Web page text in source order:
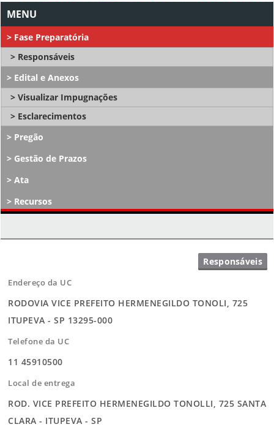
Fase Preparatória
Responsáveis
Edital e Anexos
Visualizar Impugnações
Esclarecimentos
Pregão
Gestão de Prazos
Ata
Recursos
Endereço da UC
RODOVIA VICE PREFEITO HERMENEGILDO TONOLI, 725
ITUPEVA - SP 13295-000
Telefone da UC
11 45910500
Local de entrega
ROD. VICE PREFEITO HERMENEGILDO TONOLLI, 725 SANTA
CLARA - ITUPEVA - SP